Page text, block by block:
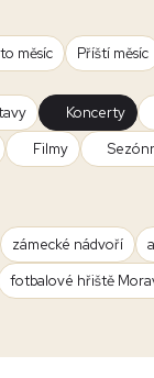
měsíc Příští měsíc
Koncerty
Filmy
zámecké nádvoří
fotbalové hřiště